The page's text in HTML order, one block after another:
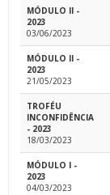
MÓDULO II -
2023
03/06/2023
MÓDULO II -
2023
21/05/2023
TROFÉU
INCONFIDÊNCIA
- 2023
18/03/2023
MÓDULO I -
2023
04/03/2023